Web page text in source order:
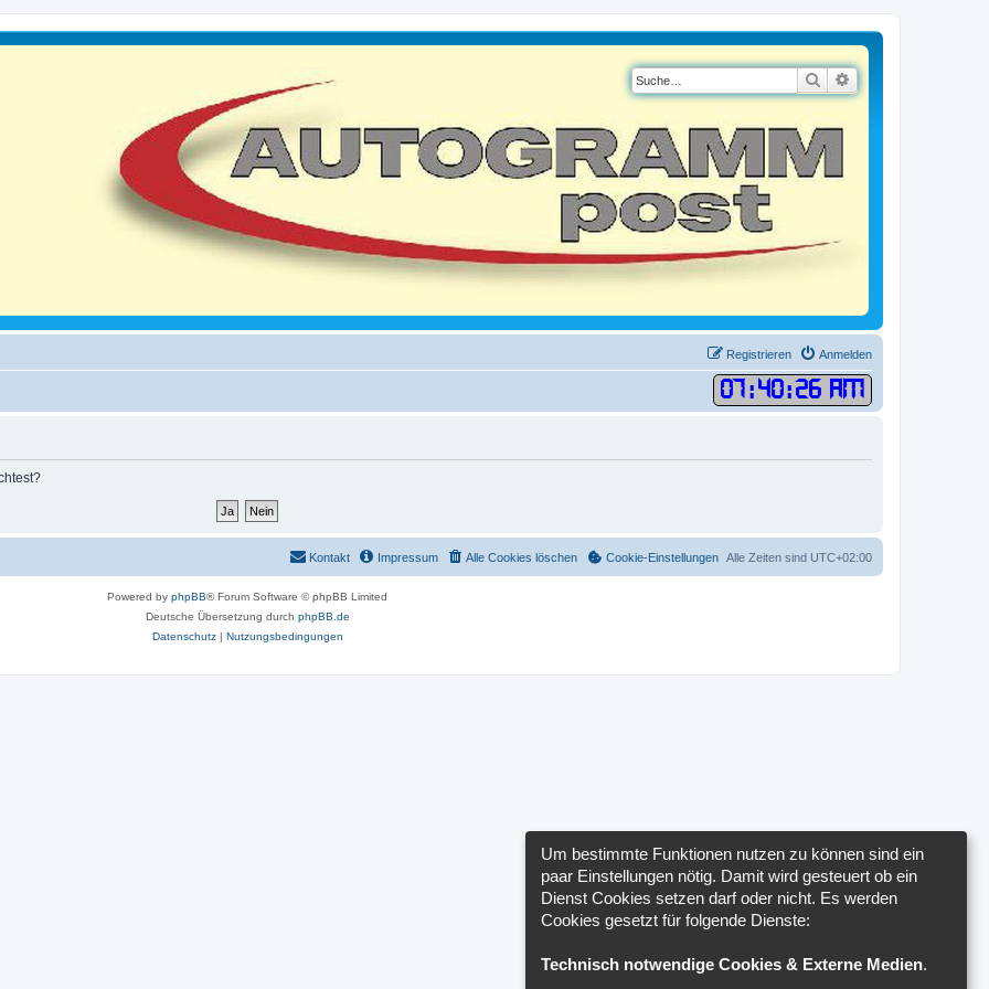
Suche
Anmelden
Registrieren
07:40:26 AM
Alle Zeiten sind UTC+02:00
Cookie-Einstellungen
Alle Cookies löschen
Impressum
Kontakt
Powered by phpBB® Forum Software © phpBB Limited
Deutsche Übersetzung durch phpBB.de
Datenschutz| Nutzungsbedingungen
Um bestimmte Funktionen nutzen zu können sind ein
paar Einstellungen nötig. Damit wird gesteuert ob ein
Dienst Cookies setzen darf oder nicht. Es werden
Cookies gesetzt für folgende Dienste:
Technisch notwendige Cookies & Externe Medien.